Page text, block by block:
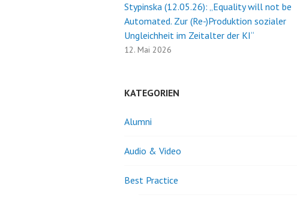
Stypinska (12.05.26): „Equality will not be
Automated. Zur (Re-)Produktion sozialer
Ungleichheit im Zeitalter der KI“
12. Mai 2026
KATEGORIEN
Alumni
Audio & Video
Best Practice